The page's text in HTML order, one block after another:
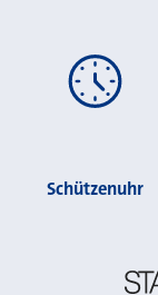
Schützenuhr